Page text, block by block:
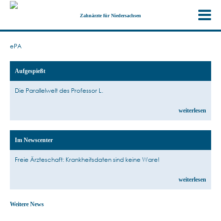
Zahnärzte für Niedersachsen
ePA
Aufgespießt
Die Parallelwelt des Professor L.
weiterlesen
Im Newscenter
Freie Ärzteschaft: Krankheitsdaten sind keine Ware!
weiterlesen
Weitere News